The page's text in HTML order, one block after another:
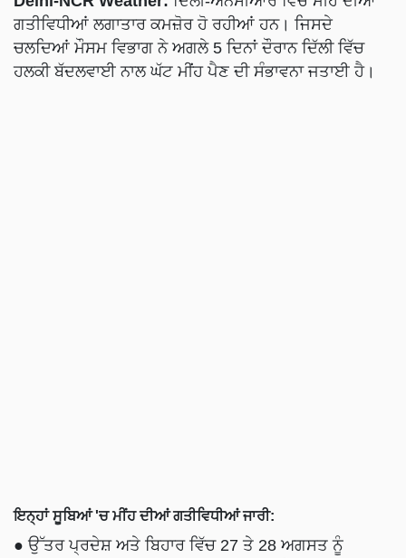
ਗਤੀਵਿਧੀਆਂ ਲਗਾਤਾਰ ਕਮਜ਼ੋਰ ਹੋ ਰਹੀਆਂ ਹਨ। ਜਿਸਦੇ
ਚਲਦਿਆਂ ਮੌਸਮ ਵਿਭਾਗ ਨੇ ਅਗਲੇ 5 ਦਿਨਾਂ ਦੌਰਾਨ ਦਿੱਲੀ ਵਿੱਚ
ਹਲਕੀ ਬੱਦਲਵਾਈ ਨਾਲ ਘੱਟ ਮੀਂਹ ਪੈਣ ਦੀ ਸੰਭਾਵਨਾ ਜਤਾਈ ਹੈ।
ਇਨ੍ਹਾਂ ਸੂਬਿਆਂ 'ਚ ਮੀਂਹ ਦੀਆਂ ਗਤੀਵਿਧੀਆਂ ਜਾਰੀ:
● ਉੱਤਰ ਪ੍ਰਦੇਸ਼ ਅਤੇ ਬਿਹਾਰ ਵਿੱਚ 27 ਤੇ 28 ਅਗਸਤ ਨੂੰ